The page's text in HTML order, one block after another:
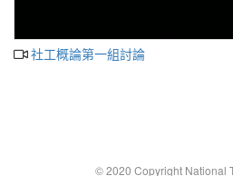
社工概論第一組討論
© 2020 Copyright National